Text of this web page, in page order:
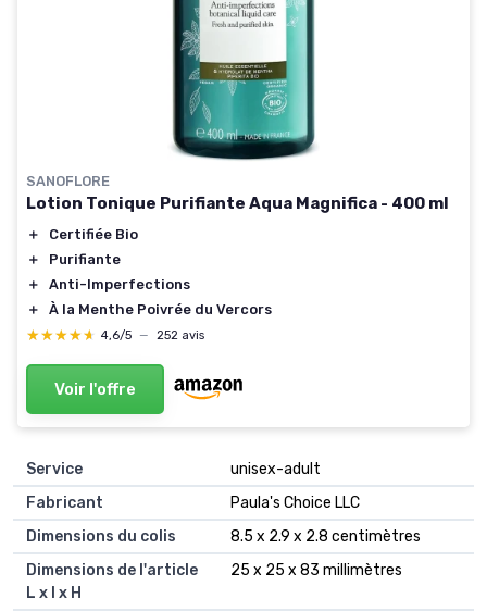
SANOFLORE
Lotion Tonique Purifiante Aqua Magnifica - 400 ml
＋
Certifiée Bio
＋
Purifiante
＋
Anti-Imperfections
＋
À la Menthe Poivrée du Vercors
★★★★★
★★★★★ 4,6/5 — 252 avis
Voir l'offre
Service
‎unisex-adult
Fabricant
‎Paula's Choice LLC
Dimensions du colis
‎8.5 x 2.9 x 2.8 centimètres
Dimensions de l'article
L x l x H
‎25 x 25 x 83 millimètres